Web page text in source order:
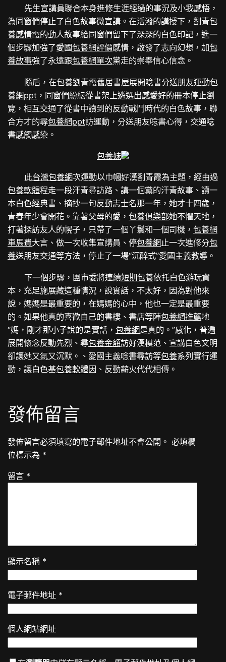
先生宣講員聯合本身進修生涯經過的事況及小我感悟，
為同窗們停止了白色故事微宣講。在活潑的講授下，劉青包
養感情霞的動人故事給同窗們留下了深深的白色印記，進一
個步驟加強了愛國包養網評價感情，啟發了志向幻想，加包
養故事強了永遠跟包養網單次黨走的崇奉信心信念。
隨后，在包養劉青霞舊居書屋展開唸書分送朋友運動包
養網ppt ，同窗們紛紜從書架上遴選出感愛好的冊本停止瀏
覽，相互交通了從書中讀到的反動戰鬥時代的白色故事，聯
合方才的尋包養網ppt訪運動，分送朋友唸書心得，交通唸
書感觸感染。
包養妹
此台灣包養網次運動以巾幗好漢劉青霞為主題，經由過
包養軟體程走一段汗青尋訪路、講一個黨的汗青故事、讀一
本白色經典書、摘抄一句反動志士名那一年，她才十四歲，
青春年少會開花。靠著父母的愛，包養俱樂部她不懼天地，
打著探訪友人的幌子，只帶了一個丫鬟和一個司機，包養網
車馬費大言、做一次收集宣講員、停包養網止一次進修分包
養送朋友交通等方法，停止了一場“沉醉式”愛國主義教導。
下一個步驟，團市委將連續短期包養依托白色游玩資
本，充足施展藏這種情況，說實話，不太好，因為對他來
說，媽媽是最重要的，在媽媽的心中，他也一定是最重要
的。如果他真的喜歡自己的書樓、書店等陣包養網推薦地
“媽，剛才那小子說的是實話，包養網是真的。”感化，普遍
展開懷念反動先烈、尋包養金額訪好漢模范、宣講白色文明
卻讓她又氣又沉默。、愛國主義唸書尋訪等包養系列實行運
動，讓白色基包養軟體因、反動薪火代代相傳。
發佈留言
發佈留言必須填寫的電子郵件地址不會公開。 必填欄
位標示為 *
留言 *
顯示名稱 *
電子郵件地址 *
個人網站網址